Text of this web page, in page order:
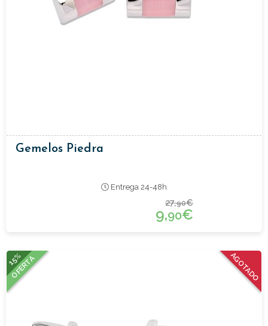
Gemelos Piedra
Entrega 24-48h
27,90€
9,90€
AGOTADO
15%
OFERTA